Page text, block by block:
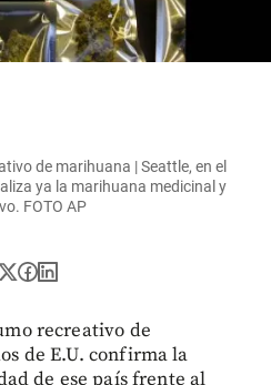
de marihuana | Seattle, en el
ya la marihuana medicinal y
FOTO AP
recreativo de
de E.U. confirma la
de ese país frente al